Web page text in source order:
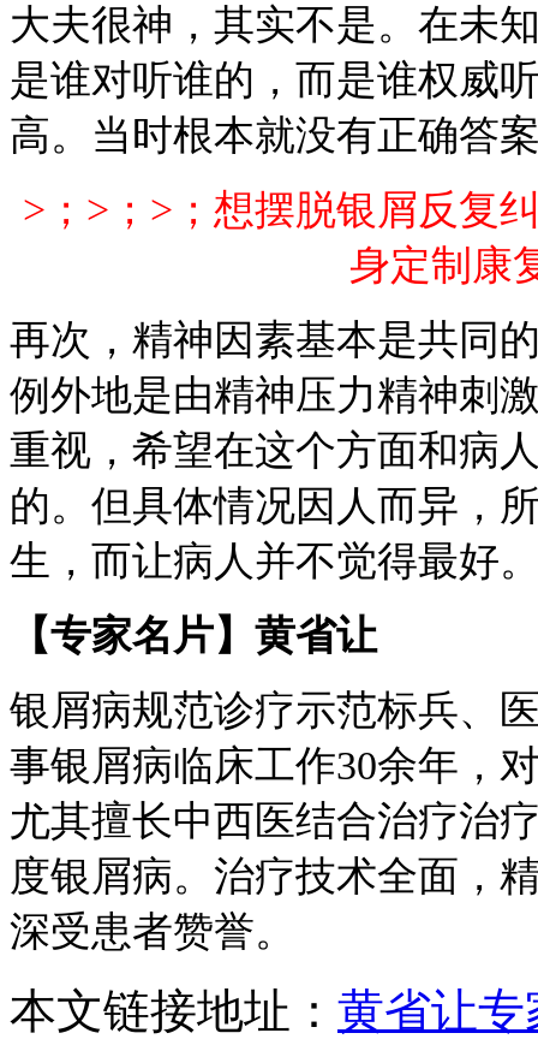
大夫很神，其实不是。在未
是谁对听谁的，而是谁权威
高。当时根本就没有正确答
>；>；>；想摆脱银屑反复
身定制康
再次，精神因素基本是共同
例外地是由精神压力精神刺
重视，希望在这个方面和病
的。但具体情况因人而异，
生，而让病人并不觉得最好
【专家名片】黄省让
银屑病规范诊疗示范标兵、
事银屑病临床工作30余年，
尤其擅长中西医结合治疗治
度银屑病。治疗技术全面，
深受患者赞誉。
本文链接地址： 黄省让